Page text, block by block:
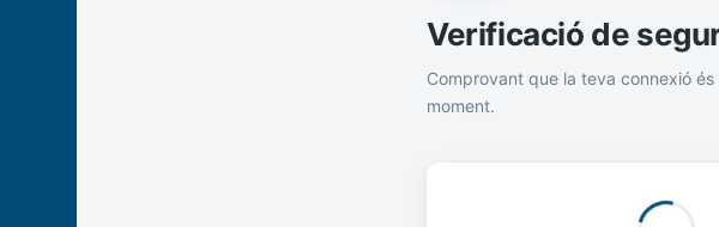
Verificació de
Comprovant que la teva connexió és
moment.